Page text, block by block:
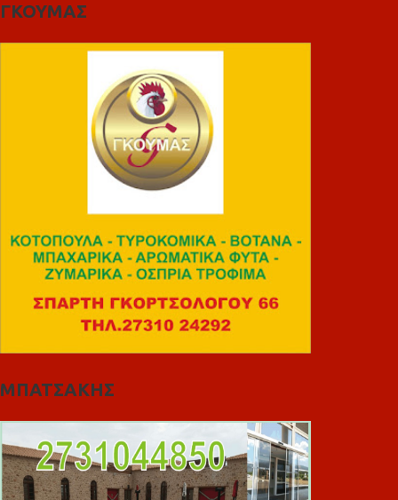
ΓΚΟΥΜΑΣ
ΜΠΑΤΣΑΚΗΣ